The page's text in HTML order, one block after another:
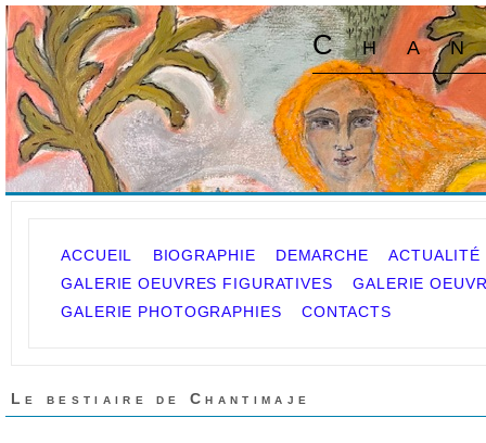
ACCUEIL BIOGRAPHIE DEMARCHE
ACTUALITÉ
GALERIE OEUVRES FIGURATIVES
GALERIE
GALERIE PHOTOGRAPHIES
CONTACTS
Le bestiaire de Chantimaje